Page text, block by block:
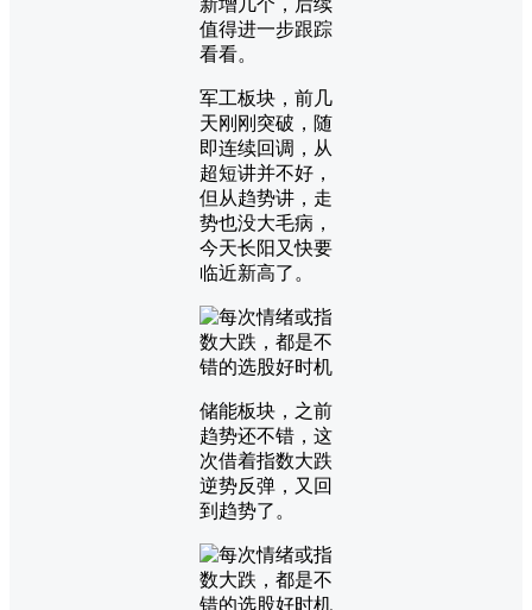
值得进一步跟踪
看看。
军工板块，前几
天刚刚突破，随
即连续回调，从
超短讲并不好，
但从趋势讲，走
势也没大毛病，
今天长阳又快要
临近新高了。
储能板块，之前
趋势还不错，这
次借着指数大跌
逆势反弹，又回
到趋势了。